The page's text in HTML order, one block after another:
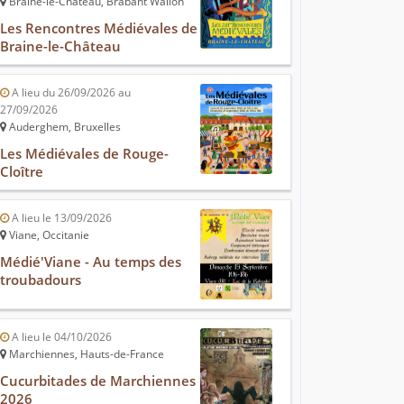
Les Rencontres Médiévales de
Braine-le-Château
A lieu du 26/09/2026 au
27/09/2026
Auderghem, Bruxelles
Les Médiévales de Rouge-
Cloître
A lieu le 13/09/2026
Viane, Occitanie
Médié'Viane - Au temps des
troubadours
A lieu le 04/10/2026
Marchiennes, Hauts-de-France
Cucurbitades de Marchiennes
2026